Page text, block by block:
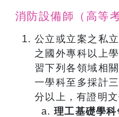
消防設備師（高等考
公立或立案之私
之國外專科以上
習下列各領域相
一學科至多採計
分以上，有證明文
理工基礎學